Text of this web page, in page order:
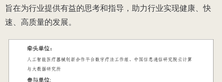
旨在为行业提供有益的思考和指导，助力行业实现健康、快
速、高质量的发展。